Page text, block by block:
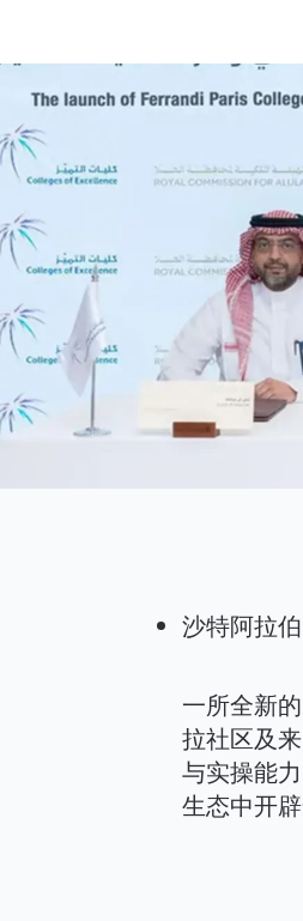
沙特阿拉
一所全新
拉社区及
与实操能
生态中开